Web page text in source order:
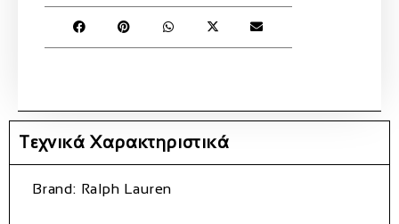
Τεχνικά Χαρακτηριστικά
Brand: Ralph Lauren